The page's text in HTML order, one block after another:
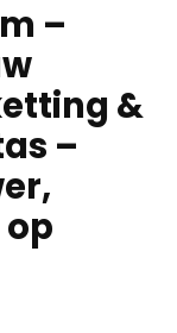
–
&
–